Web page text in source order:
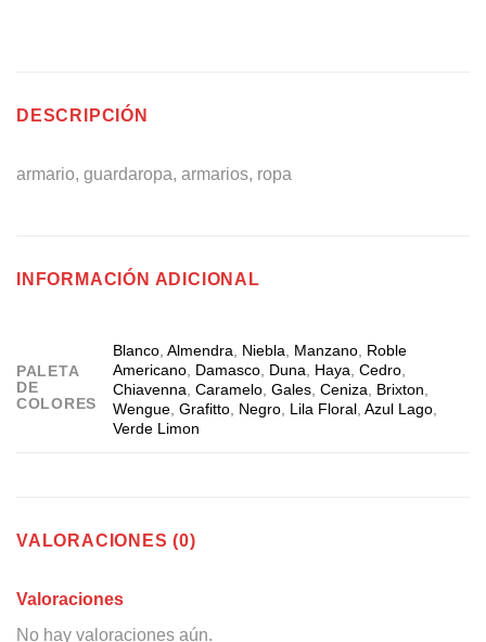
DESCRIPCIÓN
armario, guardaropa, armarios, ropa
INFORMACIÓN ADICIONAL
PALETA
DE
COLORES
Blanco ,Almendra Niebla Manzano Roble
Americano Damasco Duna Haya ,Cedro
Chiavenna ,Caramelo ,Gales ,Ceniza Brixton
Wengue ,Grafitto Negro Lila Floral ,Azul Lago
Verde Limon
VALORACIONES (0)
Valoraciones
No hay valoraciones aún.